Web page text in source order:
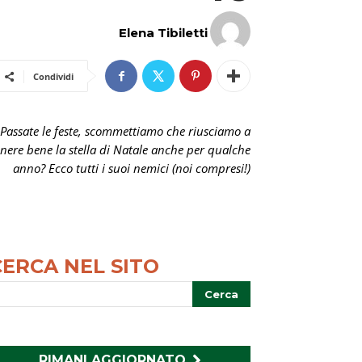
Elena Tibiletti
Condividi
Passate le feste, scommettiamo che riusciamo a
bene la stella di Natale anche per qualche
anno? Ecco tutti i suoi nemici (noi compresi!)
NEL SITO